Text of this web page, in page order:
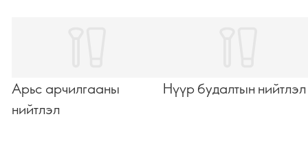
Арьс арчилгааны
нийтлэл
Нүүр будалтын нийтлэл